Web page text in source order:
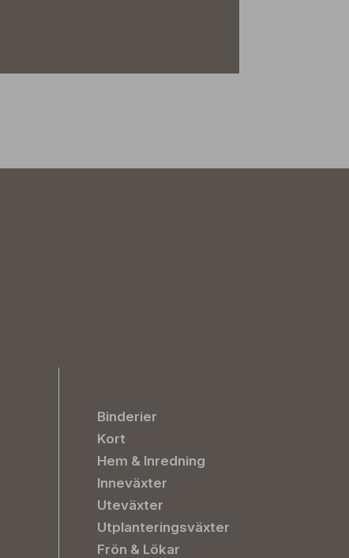
Binderier
Kort
Hem & Inredning
Inneväxter
Uteväxter
Utplanteringsväxter
Frön & Lökar